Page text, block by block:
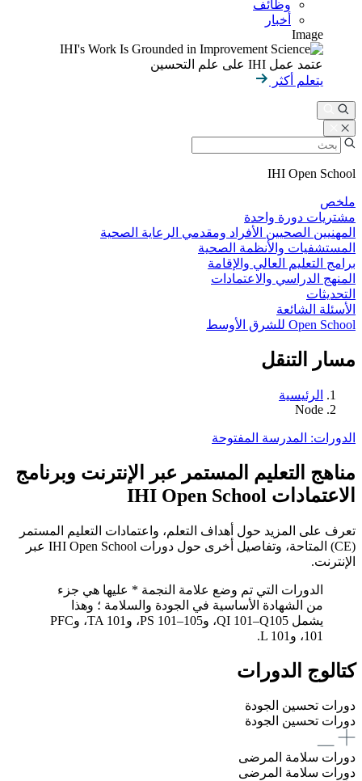
وظائف
أخبار
Image
عتمد عمل IHI على علم التحسين
يتعلم أكثر
IHI Open School
ملخص
مشتريات دورة واحدة
المهنيين الصحيين الأفراد ومقدمي الرعاية الصحية
المستشفيات والأنظمة الصحية
برامج التعليم العالي والإقامة
المنهج الدراسي والاعتمادات
التحديثات
الأسئلة الشائعة
Open School للشرق الأوسط
مسار التنقل
الرئيسية
Node
الدورات: المدرسة المفتوحة
مناهج التعليم المستمر عبر الإنترنت وبرنامج
الاعتمادات IHI Open School
تعرف على المزيد حول أهداف التعلم، واعتمادات التعليم المستمر
(CE) المتاحة، وتفاصيل أخرى حول دورات IHI Open School عبر
الإنترنت.
الدورات التي تم وضع علامة النجمة * عليها هي جزء
من الشهادة الأساسية في الجودة والسلامة ؛ وهذا
يشمل QI 101–Q105، وPS 101–105، وTA 101، وPFC
101، وL 101.
كتالوج الدورات
دورات تحسين الجودة
دورات تحسين الجودة
دورات سلامة المرضى
دورات سلامة المرضى